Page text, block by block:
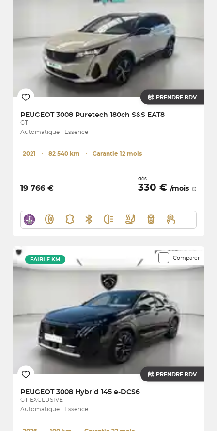
PRENDRE RDV
PEUGEOT 3008 Puretech 180ch S&S EAT8
GT
Automatique | Essence
2021 ･ 82 540 km ･ Garantie 12 mois
19 766 €
dès
330 € /mois
Comparer
FAIBLE KM
PRENDRE RDV
PEUGEOT 3008 Hybrid 145 e-DCS6
GT EXCLUSIVE
Automatique | Essence